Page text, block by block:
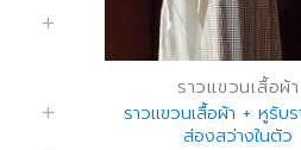
ราวแขวนเสื้อผ้า
ราวแขวนเสื้อผ้า + หูรับ
ส่องสว่างในตัว